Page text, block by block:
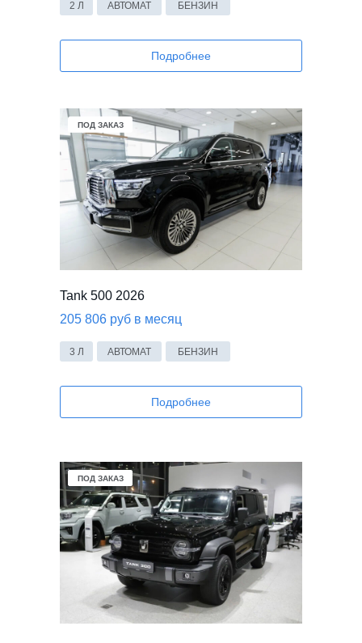
Tank 500 2026
205 806 руб в месяц
Подробнее
3 Л АВТОМАТ БЕНЗИН
Подробнее
2 Л АВТОМАТ БЕНЗИН
ПОД ЗАКАЗ
ПОД ЗАКАЗ
ПОД ЗАКАЗ